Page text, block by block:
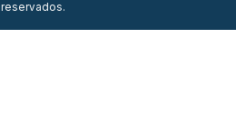
reservados.